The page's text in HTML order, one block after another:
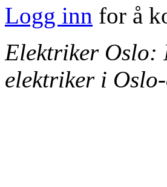
Logg inn for å
Elektriker Oslo:
elektriker i